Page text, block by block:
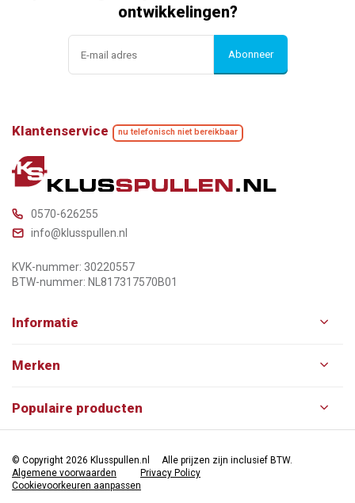
ontwikkelingen?
Abonneer
Klantenservice nu telefonisch niet bereikbaar
0570-626255
info@klusspullen.nl
KVK-nummer: 30220557
BTW-nummer: NL817317570B01
Informatie
Merken
Populaire producten
© Copyright 2026 Klusspullen.nl
Alle prijzen zijn inclusief BTW.
Algemene voorwaarden
Privacy Policy
Cookievoorkeuren aanpassen